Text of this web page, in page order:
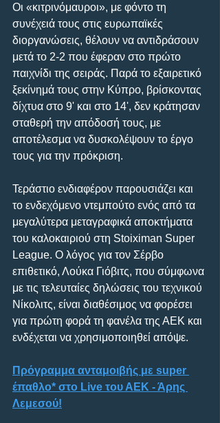
Οι «κιτρινόμαυροι», με φόντο τη
συνέχειά τους στις ευρωπαϊκές
διοργανώσεις, θέλουν να αντιδράσουν
μετά το 2-2 που έφεραν στο πρώτο
παιχνίδι της σειράς. Παρά το εξαιρετικό
ξεκίνημά τους στην Κύπρο, βρίσκοντας
δίχτυα στο 9' και στο 14', δεν κράτησαν
σταθερή την απόδοσή τους, με
αποτέλεσμα να δυσκολέψουν το έργο
τους για την πρόκριση.
Τεράστιο ενδιαφέρον παρουσιάζει και
το ενδεχόμενο ντεμπούτο ενός από τα
μεγαλύτερα μεταγραφικά αποκτήματα
του καλοκαιριού στη Stoiximan Super
League. Ο λόγος για τον Σέρβο
επιθετικό, Λούκα Γιόβιτς, που σύμφωνα
με τις τελευταίες δηλώσεις του τεχνικού
Νίκολιτς, είναι διαθέσιμος να φορέσει
για πρώτη φορά τη φανέλα της ΑΕΚ και
ενδέχεται να χρησιμοποιηθεί απόψε.
Πρόγραμμα ανταμοιβής με super
έπαθλο* στο Live του ΑΕΚ - Άρης
Λεμεσού!